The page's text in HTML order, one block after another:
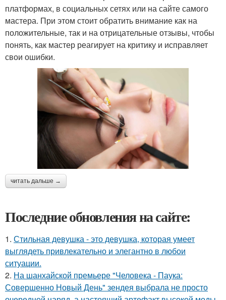
платформах, в социальных сетях или на сайте самого
мастера. При этом стоит обратить внимание как на
положительные, так и на отрицательные отзывы, чтобы
понять, как мастер реагирует на критику и исправляет
свои ошибки.
читать дальше →
Последние обновления на сайте:
1. Стильная девушка - это девушка, которая умеет
выглядеть привлекательно и элегантно в любои
ситуации.
2. На шанхайской премьере "Человека - Паука:
Совершенно Новый День" зендея выбрала не просто